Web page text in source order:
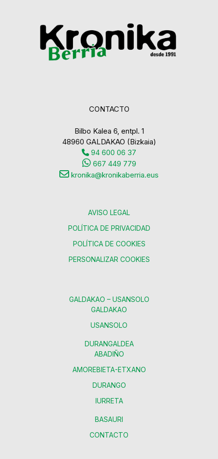
CONTACTO
Bilbo Kalea 6, entpl. 1
48960 GALDAKAO (Bizkaia)
94 600 06 37
667 449 779
kronika@kronikaberria.eus
AVISO LEGAL
POLÍTICA DE PRIVACIDAD
POLÍTICA DE COOKIES
PERSONALIZAR COOKIES
GALDAKAO – USANSOLO
GALDAKAO
USANSOLO
DURANGALDEA
ABADIÑO
AMOREBIETA-ETXANO
DURANGO
IURRETA
BASAURI
CONTACTO